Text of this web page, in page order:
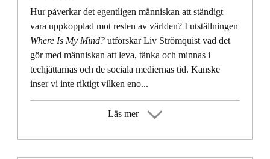
Hur påverkar det egentligen människan att ständigt
vara uppkopplad mot resten av världen? I utställningen
Where Is My Mind? utforskar Liv Strömquist vad det
gör med människan att leva, tänka och minnas i
techjättarnas och de sociala mediernas tid. Kanske
inser vi inte riktigt vilken eno...
Läs mer